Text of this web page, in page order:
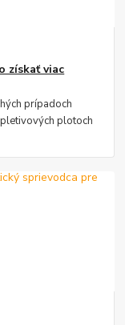
získať viac
prípadoch
plotoch